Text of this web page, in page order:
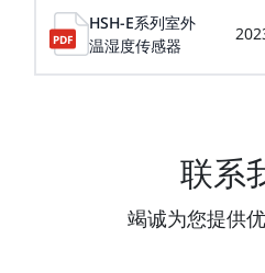
HSH-E系列室外
温湿度传感器
联系
竭诚为您提供